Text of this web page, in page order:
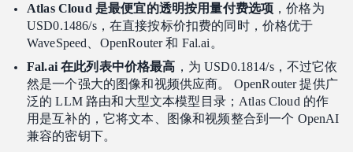
Atlas Cloud 是最便宜的透明按用量付费选项 ，价格为
USD0.1486/s，在直接按标价扣费的同时，价格优于
WaveSpeed、OpenRouter 和 Fal.ai。
Fal.ai 在此列表中价格最高 ，为 USD0.1814/s，不过它依
然是一个强大的图像和视频供应商。 OpenRouter 提供广
泛的 LLM 路由和大型文本模型目录；Atlas Cloud 的作
用是互补的，它将文本、图像和视频整合到一个 OpenAI
兼容的密钥下。